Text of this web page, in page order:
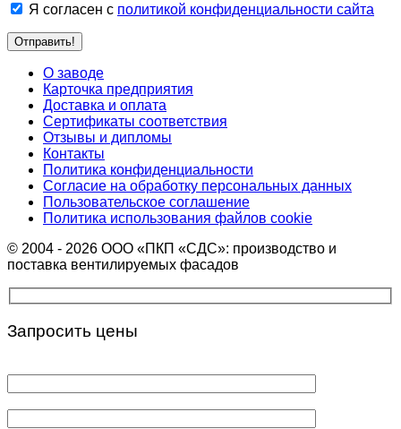
Я согласен с политикой конфиденциальности сайта
О заводе
Карточка предприятия
Доставка и оплата
Сертификаты соответствия
Отзывы и дипломы
Контакты
Политика конфиденциальности
Согласие на обработку персональных данных
Пользовательское соглашение
Политика использования файлов cookie
© 2004 - 2026 ООО «ПКП «СДС»: производство и
поставка вентилируемых фасадов
Запросить цены